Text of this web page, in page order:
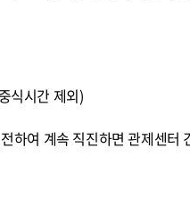
식시간 제외)
하여 계속 직진하면 관제센터